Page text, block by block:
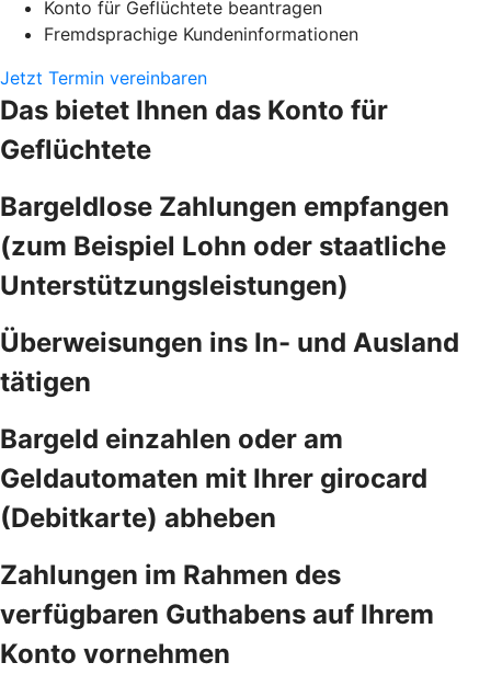
Konto für Geflüchtete beantragen
Fremdsprachige Kundeninformationen
Jetzt Termin vereinbaren
Das bietet Ihnen das Konto für
Geflüchtete
Bargeldlose Zahlungen empfangen
(zum Beispiel Lohn oder staatliche
Unterstützungsleistungen)
Überweisungen ins In- und Ausland
tätigen
Bargeld einzahlen oder am
Geldautomaten mit Ihrer girocard
(Debitkarte) abheben
Zahlungen im Rahmen des
verfügbaren Guthabens auf Ihrem
Konto vornehmen